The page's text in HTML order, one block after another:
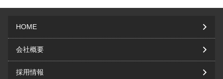
HOME
会社概要
採用情報